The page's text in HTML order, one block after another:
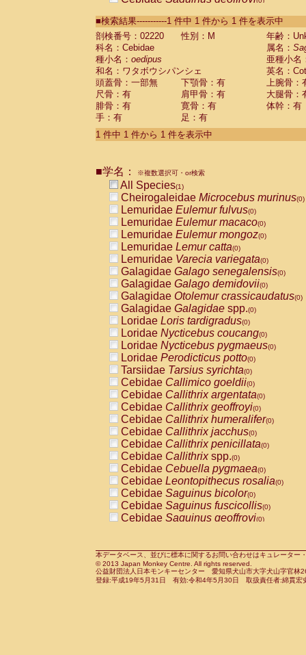
CebidaeSaguinus labiatus(0)
Cebidae Saguinus leucopus (0)
Cebidae
Cebidae
CebidaeSaguinus nigricollis (0)
Cebidae Saguinus oedipus
Cebidae Saguinus weddelli
Cebidae Saguinusspp.
Cebidae Aotus trivirgatus
Cebidae Cebus albifrons
CebidaeCebus nigrivittatus
CebidaeCebus
CebidaeSaimiri boliviensis(0)
CebidaeSaimiri sciureus(0)
AtelidaeAlouatta caraya(0)
AtelidaeAlouatta fusca(0)
AtelidaeAlouatta seniculus
AtelidaeAlouattaspp.(0)
AtelidaeAteles belzebuth(0)
AtelidaeAteles geoffroyi(0)
AtelidaeAteles paniscus(0)
AtelidaeAtelesspp.(0)
Atelidae Lagothrix lagothricha
AtelidaeLagothrix lagothricha cana
PitheciidaeCacajao calvus
PitheciidaeCallicebus cupreus
PitheciidaeCallicebus donacophilus
PitheciidaeCallicebus moloch
PitheciidaeCallicebus torquatus
PitheciidaeCallicebusspp.(0)
PitheciidaeChiropotes satanas(0)
PitheciidaePithecia monachus
PitheciidaePithecia pithecia(0)
CercopithecidaeCercocebus agilis
CercopithecidaeCercocebus
CercopithecidaeCercocebus
CercopithecidaeCercocebus
CercopithecidaeCercocebus
CercopithecidaeCercocebushybrid
CercopithecidaePapio anubis(0)
CercopithecidaePapio cynocephalus
CercopithecidaePapio hamadryas(0)
■検索結果-----------1 件中 1 件から 1 件を表示中
剖検番号：02220
性別：M
年齢：
科名：Cebidae
属名：
種小名： oedipus
亜種小名
和名：ワタボウシパンシェ
英名：
頭蓋骨：一部無
下顎骨：有
上腕骨：
尺骨：有
肩甲骨：有
大腿骨：
腓骨：有
寛骨：有
体幹：有
手：有
足：有
1 件中 1 件から 1 件を表示中
■学名： ※複数選択可・or検索
All Species(1)
Cheirogaleidae Microcebus murinus(0)
Lemuridae Eulemur fulvus(0)
Lemuridae Eulemur macaco(0)
Lemuridae Eulemur mongoz(0)
Lemuridae Lemur catta(0)
Lemuridae Varecia variegata(0)
Galagidae Galago senegalensis(0)
Galagidae Galago demidovii(0)
Galagidae Otolemur crassicaudatus(0)
Galagidae Galagidae spp.(0)
Loridae Loris tardigradus(0)
Loridae Nycticebus coucang(0)
Loridae Nycticebus pygmaeus(0)
Loridae Perodicticus potto(0)
Tarsiidae Tarsius syrichta(0)
Cebidae Callimico goeldii(0)
Cebidae Callithrix argentata(0)
Cebidae Callithrix geoffroyi(0)
Cebidae Callithrix humeralifer(0)
Cebidae Callithrix jacchus(0)
Cebidae Callithrix penicillata(0)
Cebidae Callithrixspp.(0)
Cebidae Cebuella pygmaea(0)
Cebidae Leontopithecus rosalia(0)
Cebidae Saguinus bicolor(0)
Cebidae Saguinus fuscicollis(0)
Cebidae Saguinus geoffroyi(0)
CebidaeSaguinus leucopus(0)
CebidaeSaguinus midas(0)
Cebidae Saguinus mystax(0)
本データベース、並びに標本に関するお問い合わせはキュレータ
© 2013 Japan Monkey Centre. All rights reserved.
公益財団法人日本モンキーセンター 愛知県犬山市大字犬山字官
登録:平成19年5月31日 有効:令和4年5月30日 取扱責任者:綿貫宏